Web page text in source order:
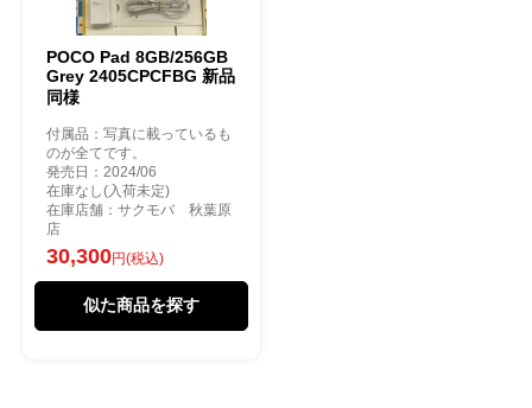
POCO Pad 8GB/256GB
Grey 2405CPCFBG 新品
同様
付属品：写真に載っているも
のが全てです。
発売日：2024/06
在庫なし(入荷未定)
在庫店舗：サクモバ 秋葉原
店
30,300円(税込)
似た商品を探す